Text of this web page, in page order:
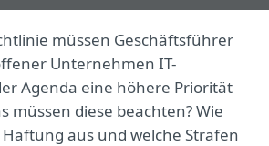
müssen Geschäftsführer
Unternehmen IT-
Agenda eine höhere Priorität
müssen diese beachten? Wie
aus und welche Strafen